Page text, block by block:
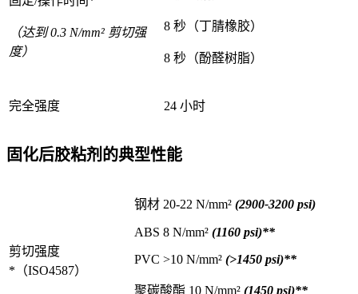
（达到 0.3 N/mm² 剪切强
度）
8 秒（丁腈橡胶）
8 秒（酚醛树脂）
完全强度 24 小时
固化后胶粘剂的典型性能
剪切强度
*（ISO4587）
钢材 20-22 N/mm² (2900-3200 psi)
ABS 8 N/mm² (1160 psi)**
PVC >10 N/mm² (>1450 psi)**
聚碳酸酯 10 N/mm² (1450 psi)**